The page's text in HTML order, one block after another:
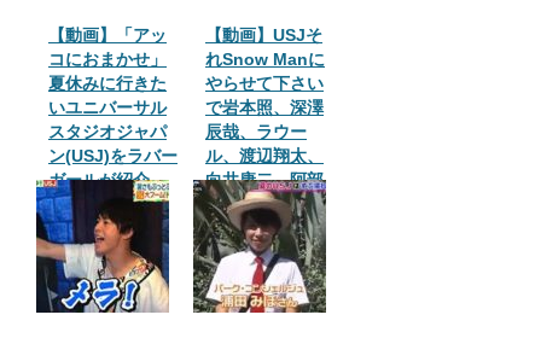
【動画】「アッ
コにおまかせ」
夏休みに行きた
いユニバーサル
スタジオジャパ
ン(USJ)をラバー
ガールが紹介
【動画】USJそ
れSnow Manに
やらせて下さい
で岩本照、深澤
辰哉、ラウー
ル、渡辺翔太、
向井康二、阿部
亮平、目黒蓮、
宮舘涼太、佐久
間大介の全員で
USJへ！